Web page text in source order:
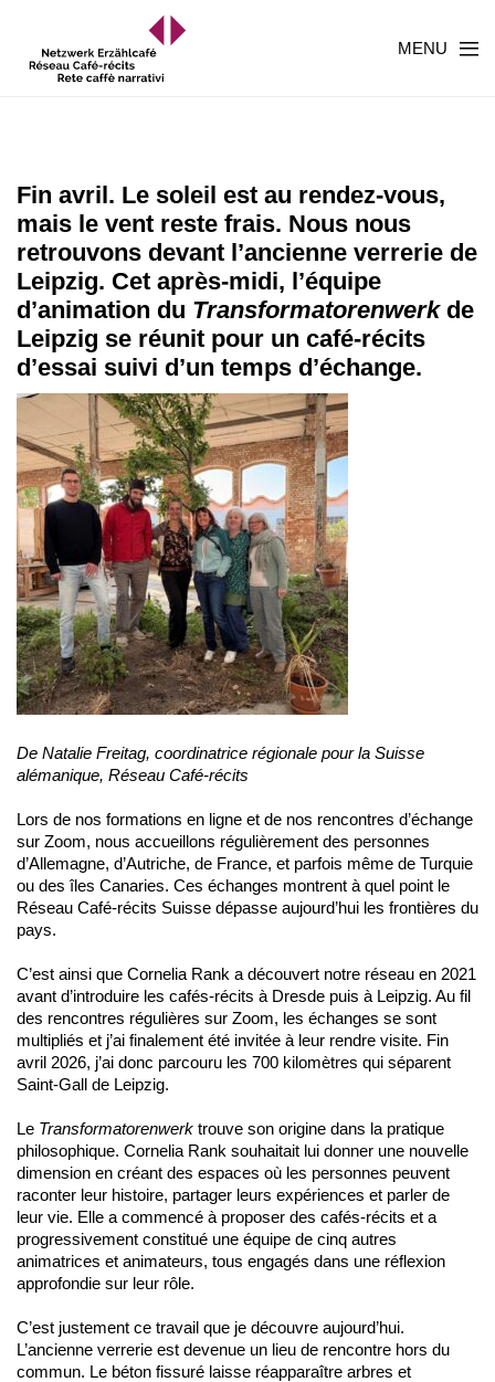
MENU
Fin avril. Le soleil est au rendez-vous,
mais le vent reste frais. Nous nous
retrouvons devant l’ancienne verrerie de
Leipzig. Cet après-midi, l’équipe
d’animation du Transformatorenwerkde
Leipzig se réunit pour un café-récits
d’essai suivi d’un temps d’échange.
De Natalie Freitag, coordinatrice régionale pour la Suisse
alémanique, Réseau Café-récits
Lors de nos formations en ligne et de nos rencontres d’échange
sur Zoom, nous accueillons régulièrement des personnes
d’Allemagne, d’Autriche, de France, et parfois même de Turquie
ou des îles Canaries. Ces échanges montrent à quel point le
Réseau Café-récits Suisse dépasse aujourd’hui les frontières du
pays.
C’est ainsi que Cornelia Rank a découvert notre réseau en 2021
avant d’introduire les cafés-récits à Dresde puis à Leipzig. Au fil
des rencontres régulières sur Zoom, les échanges se sont
multipliés et j’ai finalement été invitée à leur rendre visite. Fin
avril 2026, j’ai donc parcouru les 700 kilomètres qui séparent
Saint-Gall de Leipzig.
Le Transformatorenwerk trouve son origine dans la pratique
philosophique. Cornelia Rank souhaitait lui donner une nouvelle
dimension en créant des espaces où les personnes peuvent
raconter leur histoire, partager leurs expériences et parler de
leur vie. Elle a commencé à proposer des cafés-récits et a
progressivement constitué une équipe de cinq autres
animatrices et animateurs, tous engagés dans une réflexion
approfondie sur leur rôle.
C’est justement ce travail que je découvre aujourd’hui.
L’ancienne verrerie est devenue un lieu de rencontre hors du
commun. Le béton fissuré laisse réapparaître arbres et